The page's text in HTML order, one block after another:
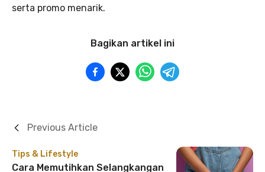
serta promo menarik.
Bagikan artikel ini
Tips & Lifestyle
Cara Memutihkan Selangkangan
Previous Article